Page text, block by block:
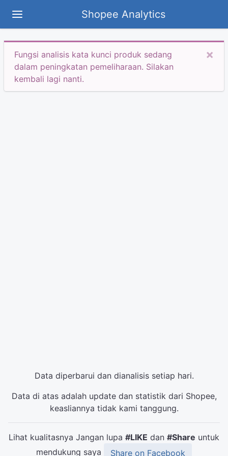
Shopee Analytics
×
Fungsi analisis kata kunci produk sedang
dalam peningkatan pemeliharaan. Silakan
kembali lagi nanti.
Data diperbarui dan dianalisis setiap hari.
Data di atas adalah update dan statistik dari Shopee,
keasliannya tidak kami tanggung.
Lihat kualitasnya Jangan lupa #LIKE dan #Share untuk
mendukung saya
Share on Facebook